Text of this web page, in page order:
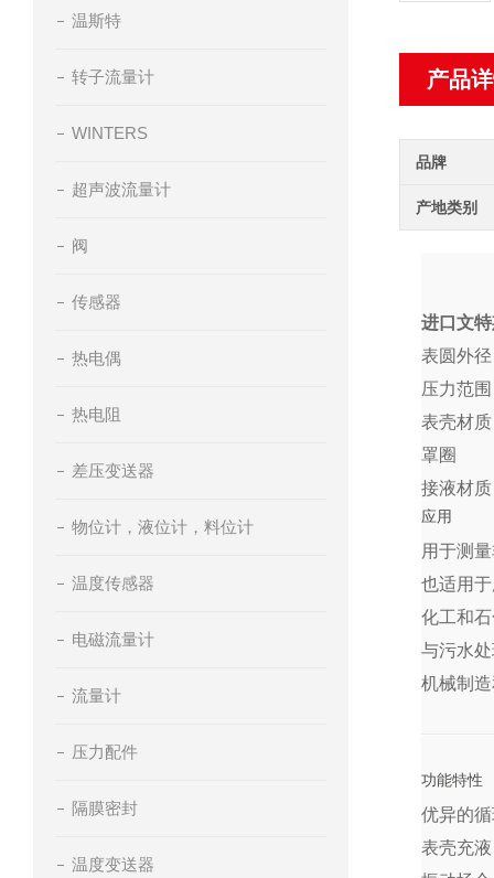
产品
品牌
产地类别
进口 文
表圆
压力范
表壳
罩
接液材质
应用
用于测
也适用
化工和
与污水
机械制
功能特性
优异的
表壳充
温斯特
转子流量计
WINTERS
超声波流量计
阀
传感器
热电偶
热电阻
差压变送器
物位计，液位计，料位计
温度传感器
电磁流量计
流量计
压力配件
隔膜密封
温度变送器